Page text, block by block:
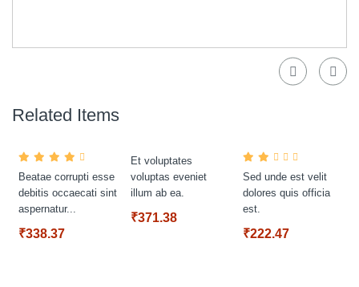
Related Items
Beatae corrupti esse
debitis occaecati sint
aspernatur...
₹338.37
Et voluptates
voluptas eveniet
illum ab ea.
₹371.38
Sed unde est velit
dolores quis officia
est.
₹222.47